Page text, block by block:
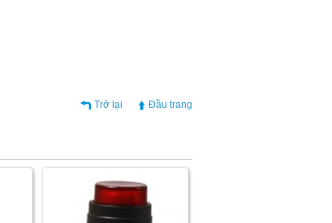
Trở lại Đầu trang